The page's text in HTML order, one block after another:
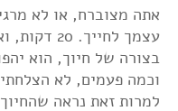
אתה מצוברח, או לא
עצמך
בצורה של חיוך, הוא
למרות זאת נראה